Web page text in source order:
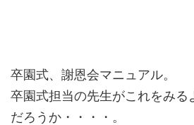
卒園式、謝恩会マニュアル。
卒園式担当の先生がこれをみる
だろうか・・・・。